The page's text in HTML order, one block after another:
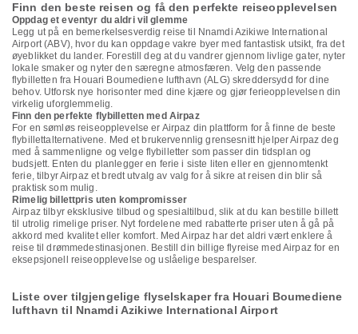
Finn den beste reisen og få den perfekte reiseopplevelsen
Oppdag et eventyr du aldri vil glemme
Legg ut på en bemerkelsesverdig reise til Nnamdi Azikiwe International
Airport (ABV), hvor du kan oppdage vakre byer med fantastisk utsikt, fra det
øyeblikket du lander. Forestill deg at du vandrer gjennom livlige gater, nyter
lokale smaker og nyter den særegne atmosfæren. Velg den passende
flybilletten fra Houari Boumediene lufthavn (ALG) skreddersydd for dine
behov. Utforsk nye horisonter med dine kjære og gjør ferieopplevelsen din
virkelig uforglemmelig.
Finn den perfekte flybilletten med Airpaz
For en sømløs reiseopplevelse er Airpaz din plattform for å finne de beste
flybillettalternativene. Med et brukervennlig grensesnitt hjelper Airpaz deg
med å sammenligne og velge flybilletter som passer din tidsplan og
budsjett. Enten du planlegger en ferie i siste liten eller en gjennomtenkt
ferie, tilbyr Airpaz et bredt utvalg av valg for å sikre at reisen din blir så
praktisk som mulig.
Rimelig billettpris uten kompromisser
Airpaz tilbyr eksklusive tilbud og spesialtilbud, slik at du kan bestille billett
til utrolig rimelige priser. Nyt fordelene med rabatterte priser uten å gå på
akkord med kvalitet eller komfort. Med Airpaz har det aldri vært enklere å
reise til drømmedestinasjonen. Bestill din billige flyreise med Airpaz for en
eksepsjonell reiseopplevelse og uslåelige besparelser.
Liste over tilgjengelige flyselskaper fra Houari Boumediene
lufthavn til Nnamdi Azikiwe International Airport